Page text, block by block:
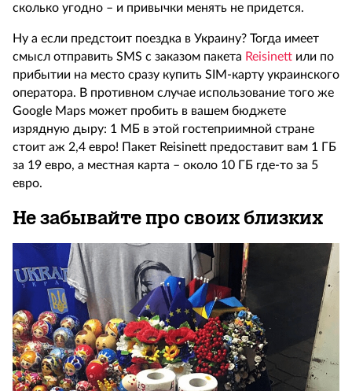
сколько угодно – и привычки менять не придется.
Ну а если предстоит поездка в Украину? Тогда имеет
смысл отправить SMS с заказом пакета Reisinett или по
прибытии на место сразу купить SIM-карту украинского
оператора. В противном случае использование того же
Google Maps может пробить в вашем бюджете
изрядную дыру: 1 МБ в этой гостеприимной стране
стоит аж 2,4 евро! Пакет Reisinett предоставит вам 1 ГБ
за 19 евро, а местная карта – около 10 ГБ где-то за 5
евро.
Не забывайте про своих близких